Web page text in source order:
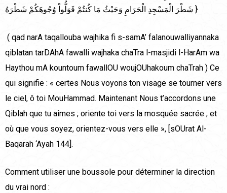
شَطْرَ الْمَسْجِدِ الْحَرَامِ وَحَيْثُ مَا كُنتُمْ فَوَلُّواْ وُجُوهَكُمْ شَطْرَهُ }
( qad narA taqallouba wajhika fi s-samA’ falanouwalliyannaka
qiblatan tarDAhA fawalli wajhaka chaTra l-masjidi l-HarAm wa
Haythou mA kountoum fawallOU woujOUhakoum chaTrah ) Ce
qui signifie : « certes Nous voyons ton visage se tourner vers
le ciel, ô toi MouHammad. Maintenant Nous t’accordons une
Qiblah que tu aimes ; oriente toi vers la mosquée sacrée ; et
où que vous soyez, orientez-vous vers elle », [sOUrat Al-
Baqarah ‘Ayah 144].
Comment utiliser une boussole pour déterminer la direction
du vrai nord :